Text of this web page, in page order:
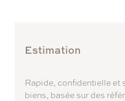
Estimation
Rapide, confidentielle et
biens, basée sur des